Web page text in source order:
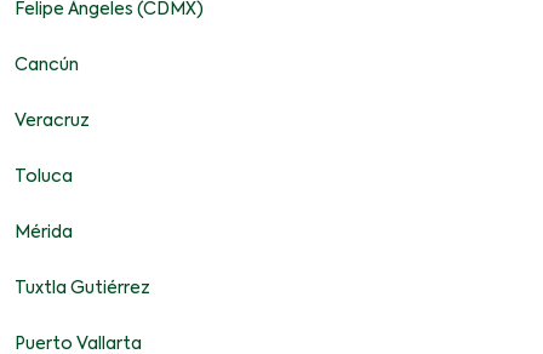
Felipe Ángeles (CDMX)
Cancún
Veracruz
Toluca
Mérida
Tuxtla Gutiérrez
Puerto Vallarta